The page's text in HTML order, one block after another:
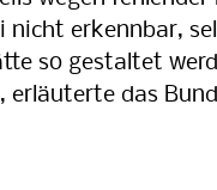
nicht erkennbar,
so gestaltet
erläuterte das